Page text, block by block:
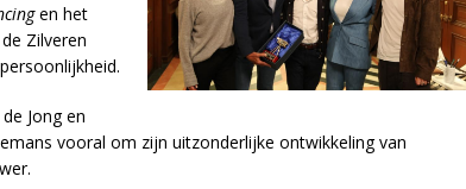
en het
Zilveren
Jong en
vooral om zijn uitzonderlijke ontwikkeling van